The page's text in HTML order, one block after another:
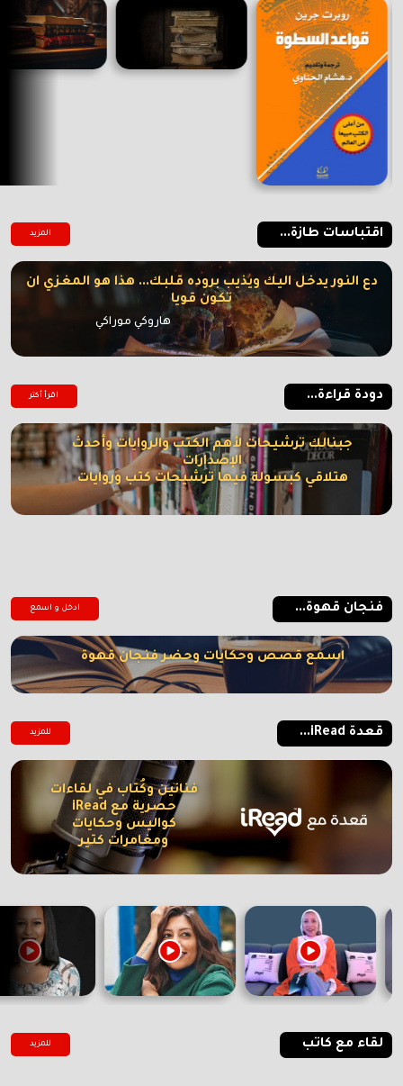
اقتباسات طازة... المزيد
دع النور يدخل اليك ويذيب بروده قلبك... هذا هو المغزي ان
تكون قويا
هاروكي موراكي
دودة قراءة... اقرأ أكتر
جبنالك ترشيحات لأهم الكتب والروايات وأحدث
الإصدارات
هتلاقي كبسولة فيها ترشيحات كتب وروايات
فنجان قهوة... ادخل و اسمع
اسمع قصص وحكايات وحضر فنجان قهوة
قعدة iRead... للمزيد
فنانين وكُتاب في لقاءات
حصرية مع iRead
كواليس وحكايات
ومغامرات كتير
لقاء مع كاتب للمزيد